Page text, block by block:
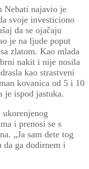
Nebati najavio je
svoje investiciono
da se ojačaju
je na ljude poput
zlatom. Kao mlada
nakit i nije nosila
kao strastveni
kovanica od 5 i 10
je ispod jastuka.
i prenosi se s
„Ja sam dete tog
da ga dodirnem i